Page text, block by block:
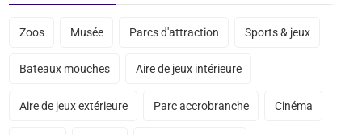
Zoos Musée Parcs d'attraction Sports & jeux
Bateaux mouches Aire de jeux intérieure
Aire de jeux extérieure Parc accrobranche Cinéma